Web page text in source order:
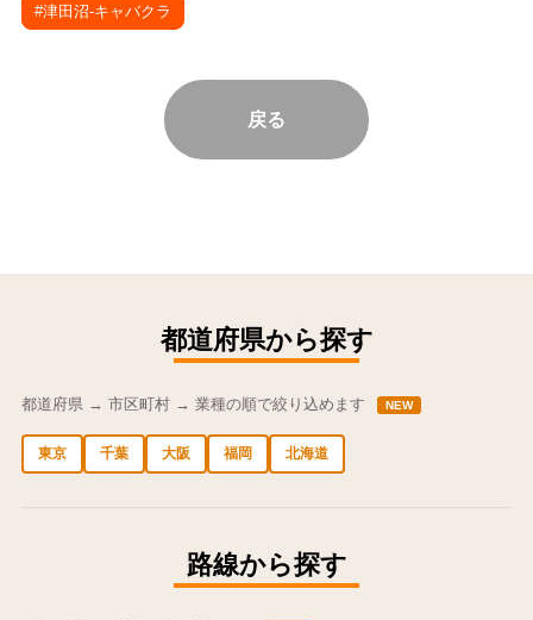
#津田沼-キャバクラ
戻る
都道府県から探す
都道府県 → 市区町村 → 業種の順で絞り込めます NEW
東京 千葉 大阪 福岡 北海道
路線から探す